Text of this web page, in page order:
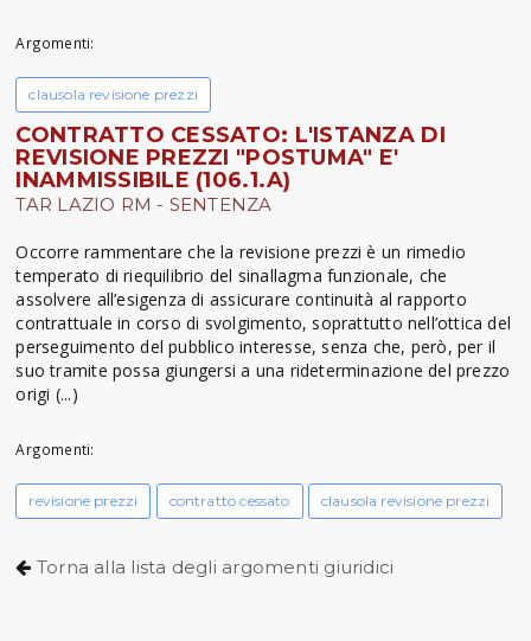
Argomenti:
clausola revisione prezzi
CONTRATTO CESSATO: L'ISTANZA DI
REVISIONE PREZZI "POSTUMA" E'
INAMMISSIBILE (106.1.A)
TAR LAZIO RM - SENTENZA
Occorre rammentare che la revisione prezzi è un rimedio
temperato di riequilibrio del sinallagma funzionale, che
assolvere all’esigenza di assicurare continuità al rapporto
contrattuale in corso di svolgimento, soprattutto nell’ottica del
perseguimento del pubblico interesse, senza che, però, per il
suo tramite possa giungersi a una rideterminazione del prezzo
origi (...)
Argomenti:
revisione prezzi contratto cessato clausola revisione prezzi
Torna alla lista degli argomenti giuridici